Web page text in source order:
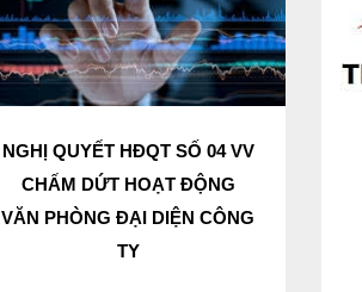
NGHỊ QUYẾT HĐQT SỐ 04 VV
CHẤM DỨT HOẠT ĐỘNG
VĂN PHÒNG ĐẠI DIỆN CÔNG
TY